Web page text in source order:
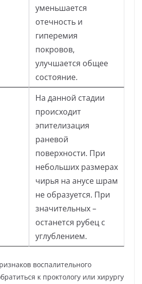
уменьшается
отечность и
гиперемия
покровов,
улучшается общее
состояние.
На данной стадии
происходит
эпителизация
раневой
поверхности. При
небольших размерах
чирья на анусе шрам
не образуется. При
значительных –
останется рубец с
углублением.
воспалительного
к проктологу или хирургу